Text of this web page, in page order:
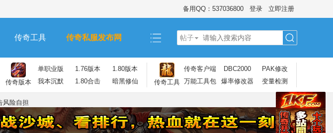
备用QQ：537036800 登录 立即注册
传奇工具 传奇私服发布网 帖子
索
传奇版本
单职业版 1.76版本
1.80版本
我本沉默
1.80合击 暗黑修仙 传奇工具
传奇客户端 DBC2000
PAK修改
万能工具包
爆率修改器 变量检测